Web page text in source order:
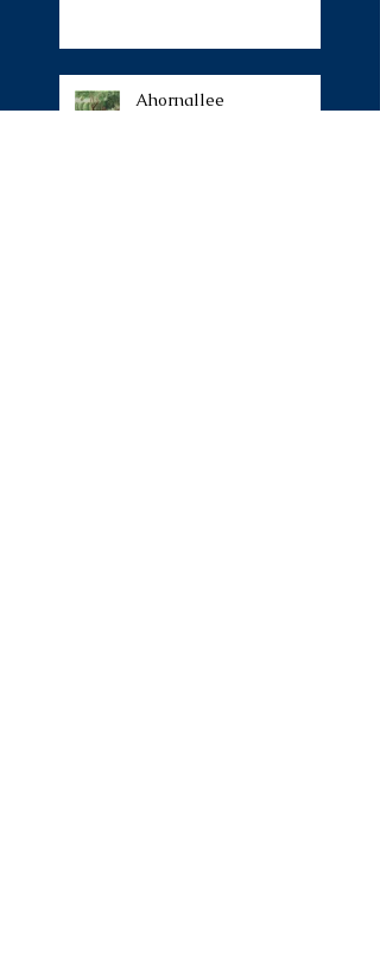
Ahornallee